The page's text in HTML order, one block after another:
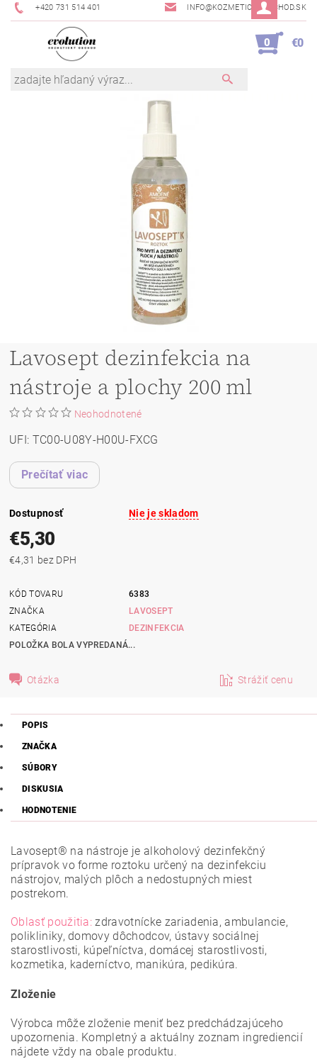
+420 731 514 401 INFO@KOZMETICKYOBCHOD.SK
0 €0
Lavosept dezinfekcia na
nástroje a plochy 200 ml
Neohodnotené
UFI: TC00-U08Y-H00U-FXCG
Prečítať viac
Dostupnosť Nie je skladom
€5,30
€4,31 bez DPH
KÓD TOVARU
6383
ZNAČKA
LAVOSEPT
KATEGÓRIA
DEZINFEKCIA
POLOŽKA BOLA VYPREDANÁ...
Otázka Strážiť cenu
POPIS
ZNAČKA
SÚBORY
DISKUSIA
HODNOTENIE
Lavosept® na nástroje je alkoholový dezinfekčný
prípravok vo forme roztoku určený na dezinfekciu
nástrojov, malých plôch a nedostupných miest
postrekom.
Oblasť použitia: zdravotnícke zariadenia, ambulancie,
polikliniky, domovy dôchodcov, ústavy sociálnej
starostlivosti, kúpeľníctva, domácej starostlivosti,
kozmetika, kaderníctvo, manikúra, pedikúra.
Zloženie
Výrobca môže zloženie meniť bez predchádzajúceho
upozornenia. Kompletný a aktuálny zoznam ingrediencií
nájdete vždy na obale produktu.